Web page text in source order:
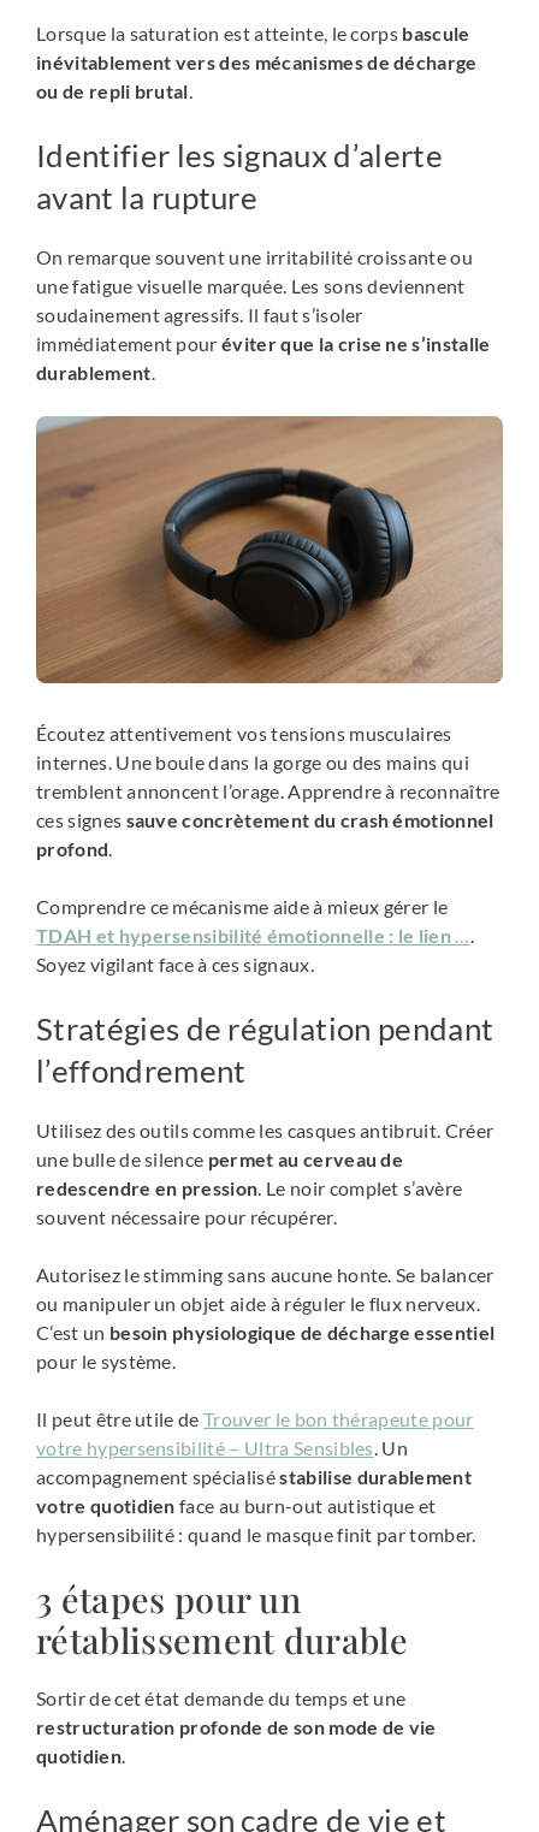
Lorsque la saturation est atteinte, le corps bascule
inévitablement vers des mécanismes de décharge
ou de repli brutal.
Identifier les signaux d’alerte
avant la rupture
On remarque souvent une irritabilité croissante ou
une fatigue visuelle marquée. Les sons deviennent
soudainement agressifs. Il faut s’isoler
immédiatement pouréviter que la crise ne s’installe
durablement.
Écoutez attentivement vos tensions musculaires
internes. Une boule dans la gorge ou des mains qui
tremblent annoncent l’orage. Apprendre à reconnaître
ces signes sauve concrètement du crash émotionnel
profond.
Comprendre ce mécanisme aide à mieux gérer le
TDAH et hypersensibilité émotionnelle : le lien ….
Soyez vigilant face à ces signaux.
Stratégies de régulation pendant
l’effondrement
Utilisez des outils comme les casques antibruit. Créer
une bulle de silence permet au cerveau de
redescendre en pression. Le noir complet s’avère
souvent nécessaire pour récupérer.
Autorisez le stimming sans aucune honte. Se balancer
ou manipuler un objet aide à réguler le flux nerveux.
C’est un besoin physiologique de décharge essentiel
pour le système.
Il peut être utile deTrouver le bon thérapeute pour
votre hypersensibilité – Ultra Sensibles. Un
accompagnement spécialiséstabilise durablement
votre quotidien face au burn-out autistique et
hypersensibilité : quand le masque finit par tomber.
3 étapes pour un
rétablissement durable
Sortir de cet état demande du temps et une
restructuration profonde de son mode de vie
quotidien.
Aménager son cadre de vie et